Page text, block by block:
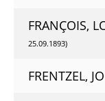
FRANÇOIS,
25.09.1893)
FRENTZEL,